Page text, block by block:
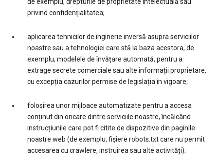
de exemplu, drepturile de proprietate intelectuală sau
privind confidențialitatea;
aplicarea tehnicilor de inginerie inversă asupra serviciilor
noastre sau a tehnologiei care stă la baza acestora, de
exemplu, modelele de învățare automată, pentru a
extrage secrete comerciale sau alte informații proprietare,
cu excepția cazurilor permise de legislația în vigoare;
folosirea unor mijloace automatizate pentru a accesa
conținut din oricare dintre serviciile noastre, încălcând
instrucțiunile care pot fi citite de dispozitive din paginile
noastre web (de exemplu, fișiere robots.txt care nu permit
accesarea cu crawlere, instruirea sau alte activități);